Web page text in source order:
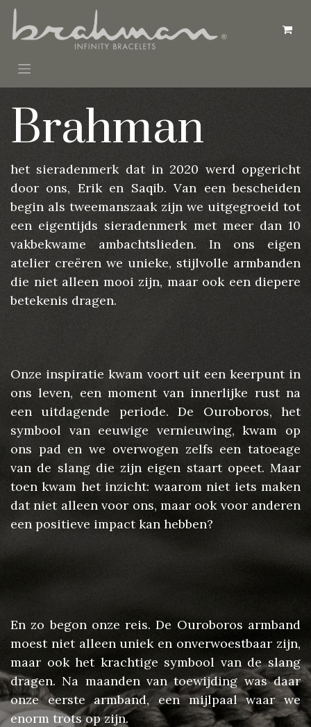
Overslaan naar inhoud
Brahman
het sieradenmerk dat in 2020 werd opgericht
door ons, Erik en Saqib. Van een bescheiden
begin als tweemanszaak zijn we uitgegroeid tot
een eigentijds sieradenmerk met meer dan 10
vakbekwame ambachtslieden. In ons eigen
atelier creëren we unieke, stijlvolle armbanden
die niet alleen mooi zijn, maar ook een diepere
betekenis dragen.
Onze inspiratie kwam voort uit een keerpunt in
ons leven, een moment van innerlijke rust na
een uitdagende periode. De Ouroboros, het
symbool van eeuwige vernieuwing, kwam op
ons pad en we overwogen zelfs een tatoeage
van de slang die zijn eigen staart opeet. Maar
toen kwam het inzicht: waarom niet iets maken
dat niet alleen voor ons, maar ook voor anderen
een positieve impact kan hebben?
En zo begon onze reis. De Ouroboros armband
moest niet alleen uniek en onverwoestbaar zijn,
maar ook het krachtige symbool van de slang
dragen. Na maanden van toewijding was daar
onze eerste armband, een mijlpaal waar we
enorm trots op zijn.